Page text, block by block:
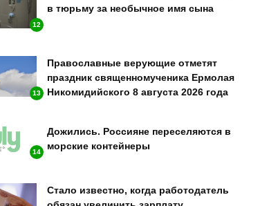
12
в тюрьму за необычное имя сына
13
Православные верующие отметят
праздник священномученика Ермолая
Никомидийского 8 августа 2026 года
14
Дожились. Россияне переселяются в
морские контейнеры
Стало известно, когда работодатель